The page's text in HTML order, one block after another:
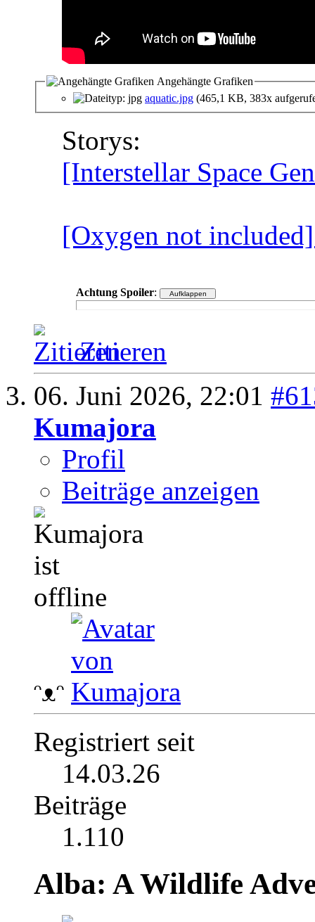
Angehängte Grafiken
aquatic.jpg (465,1 KB, 383x
Storys:
[Interstellar Space
[Oxygen not
Achtung Spoiler:
Zitieren
06. Juni 2026, 22:01
Kumajora
Profil
Beiträge anzeigen
ᵔᴥᵔ
Registriert seit
14.03.26
Beiträge
1.110
Alba: A Wildlife